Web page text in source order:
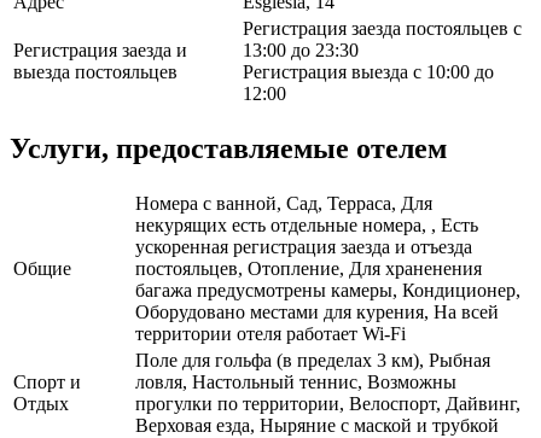
Регистрация заезда и
выезда постояльцев
Регистрация заезда постояльцев с
13:00 до 23:30
Регистрация выезда с 10:00 до
12:00
Услуги, предоставляемые отелем
Общие
Номера с ванной, Сад, Терраса, Для
некурящих есть отдельные номера, , Есть
ускоренная регистрация заезда и отъезда
постояльцев, Отопление, Для храненения
багажа предусмотрены камеры, Кондиционер,
Оборудовано местами для курения, На всей
территории отеля работает Wi-Fi
Спорт и
Отдых
Поле для гольфа (в пределах 3 км), Рыбная
ловля, Настольный теннис, Возможны
прогулки по территории, Велоспорт, Дайвинг,
Верховая езда, Ныряние с маской и трубкой